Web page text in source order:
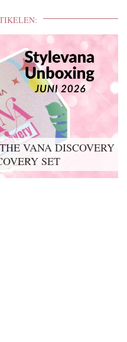
VANA DISCOVERY
SET
KIT 2026 UNBOXING